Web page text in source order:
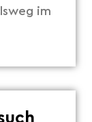
im